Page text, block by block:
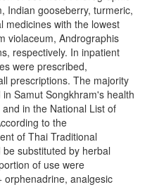
Indian gooseberry, turmeric,
medicines with the lowest
violaceum, Andrographis
respectively. In inpatient
were prescribed,
prescriptions. The majority
Samut Songkhram's health
in the National List of
to the
of Thai Traditional
substituted by herbal
of use were
orphenadrine, analgesic